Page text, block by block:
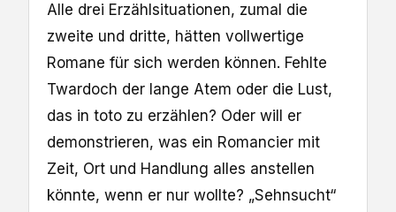
Alle drei Erzählsituationen, zumal die
zweite und dritte, hätten vollwertige
Romane für sich werden können. Fehlte
Twardoch der lange Atem oder die Lust,
das in toto zu erzählen? Oder will er
demonstrieren, was ein Romancier mit
Zeit, Ort und Handlung alles anstellen
könnte, wenn er nur wollte? „Sehnsucht“